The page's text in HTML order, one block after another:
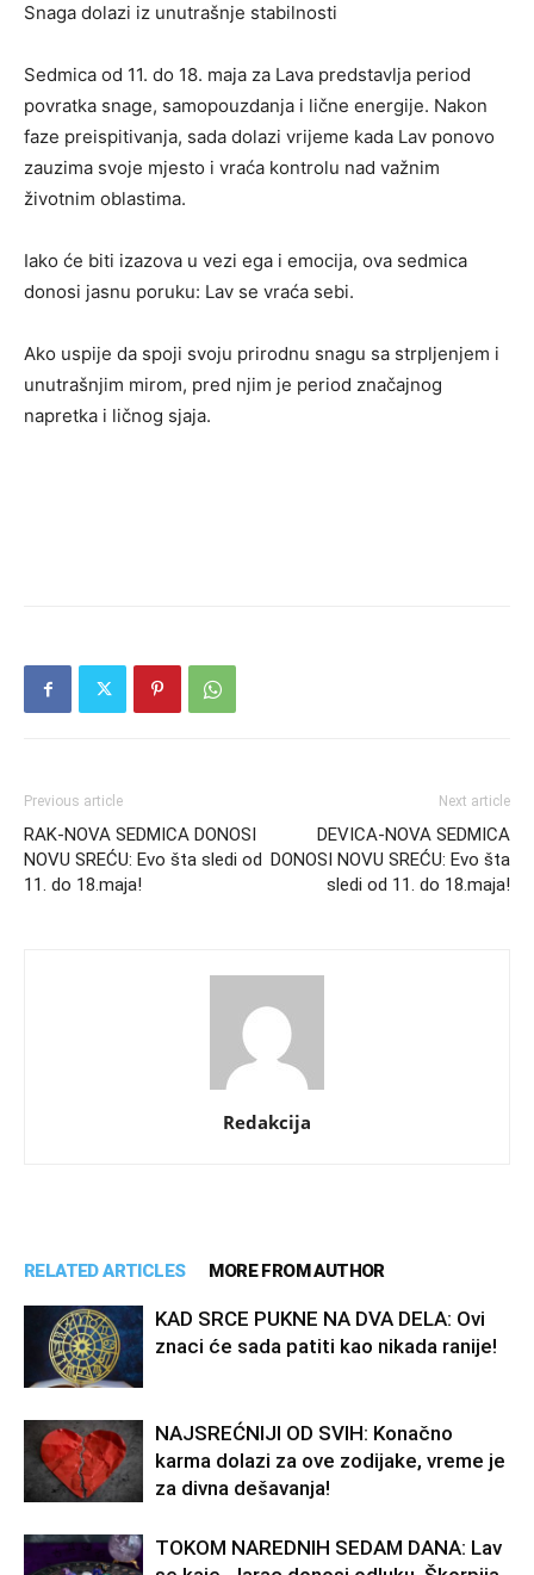
Snaga dolazi iz unutrašnje stabilnosti
Sedmica od 11. do 18. maja za Lava predstavlja period
povratka snage, samopouzdanja i lične energije. Nakon
faze preispitivanja, sada dolazi vrijeme kada Lav ponovo
zauzima svoje mjesto i vraća kontrolu nad važnim
životnim oblastima.
Iako će biti izazova u vezi ega i emocija, ova sedmica
donosi jasnu poruku: Lav se vraća sebi.
Ako uspije da spoji svoju prirodnu snagu sa strpljenjem i
unutrašnjim mirom, pred njim je period značajnog
napretka i ličnog sjaja.
Previous article
RAK-NOVA SEDMICA DONOSI
NOVU SREĆU: Evo šta sledi od
11. do 18.maja!
Next article
DEVICA-NOVA SEDMICA
DONOSI NOVU SREĆU: Evo šta
sledi od 11. do 18.maja!
Redakcija
RELATED ARTICLES MORE FROM AUTHOR
KAD SRCE PUKNE NA DVA DELA: Ovi
znaci će sada patiti kao nikada ranije!
NAJSREĆNIJI OD SVIH: Konačno
karma dolazi za ove zodijake, vreme je
za divna dešavanja!
TOKOM NAREDNIH SEDAM DANA: Lav